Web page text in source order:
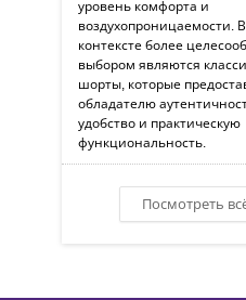
уровень комфорта и
воздухопроницаемости.
контексте более
выбором являются
шорты, которые
обладателю
удобство и практическую
функциональность.
Посмотреть